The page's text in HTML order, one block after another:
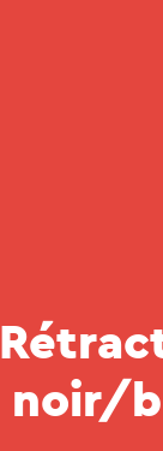
noir/